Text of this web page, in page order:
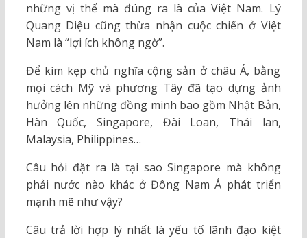
những vị thế mà đúng ra là của Việt Nam. Lý
Quang Diệu cũng thừa nhận cuộc chiến ở Việt
Nam là “lợi ích không ngờ”.
Để kìm kẹp chủ nghĩa cộng sản ở châu Á, bằng
mọi cách Mỹ và phương Tây đã tạo dựng ảnh
hưởng lên những đồng minh bao gồm Nhật Bản,
Hàn Quốc, Singapore, Đài Loan, Thái lan,
Malaysia, Philippines…
Câu hỏi đặt ra là tại sao Singapore mà không
phải nước nào khác ở Đông Nam Á phát triển
mạnh mẽ như vậy?
Câu trả lời hợp lý nhất là yếu tố lãnh đạo kiệt